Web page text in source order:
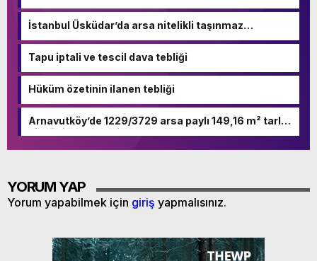
İstanbul Üsküdar’da arsa nitelikli taşınmaz
Tapu iptali ve tescil dava tebliği
Hüküm özetinin ilanen tebliği
Arnavutköy’de 1229/3729 arsa paylı 149,16 m² tarla
nitelikli taşınmaz icradan satılıktır
YORUM YAP
Yorum yapabilmek için giriş yapmalısınız.